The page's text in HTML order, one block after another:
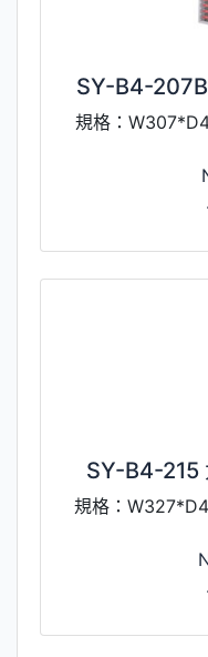
SY-B4-
規格：
SY-B4-215
規格：